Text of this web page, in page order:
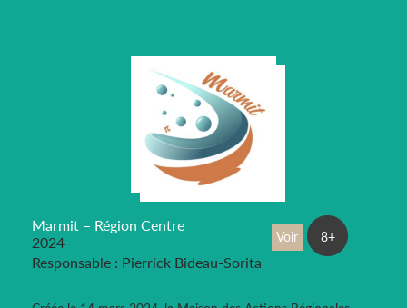
Marmit – Région Centre
2024
Responsable : Pierrick Bideau-Sorita
Voir 8+